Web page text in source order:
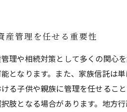
産管理を任せる重要性
理や相続対策として多くの関心
となります。また、家族信託は
る子供や親族に管理を任せるこ
肢となる場合があります。地方